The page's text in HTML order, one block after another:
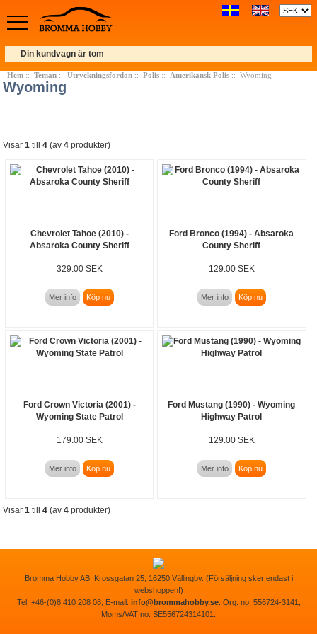
Din kundvagn är tom
Hem:: Teman:: Utryckningsfordon:: Polis:: Amerikansk Polis:: Wyoming
Wyoming
Visar1 till4 (av4 produkter)
Chevrolet Tahoe (2010) -
Absaroka County Sheriff
329.00 SEK
Mer info Köp nu
Ford Bronco (1994) - Absaroka
County Sheriff
129.00 SEK
Mer info Köp nu
Ford Crown Victoria (2001) -
Wyoming State Patrol
179.00 SEK
Mer info Köp nu
Ford Mustang (1990) - Wyoming
Highway Patrol
129.00 SEK
Mer info Köp nu
Visar1 till4 (av4 produkter)
Bromma Hobby AB, Krossgatan 25, 16250 Vällingby. (Försäljning sker endast i
webshoppen!)
Tel. +46-(0)8 410 208 08, E-mail: info@brommahobby.se. Org. no. 556724-3141,
Moms/VAT no. SE556724314101.